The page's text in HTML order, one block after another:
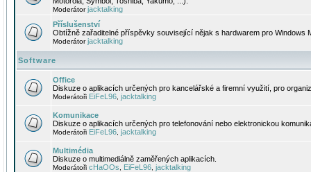
Moderátorjacktalking
Příslušenství
Obtížně zařaditelné příspěvky související nějak s hardwarem pro Windows
Moderátorjacktalking
Software
Office
Diskuze o aplikacích určených pro kancelářské a firemní využití, pro
Moderátoři EiFeL96 jacktalking
Komunikace
Diskuze o aplikacích určených pro telefonování nebo elektronickou
Moderátoři EiFeL96 jacktalking
Multimédia
Diskuze o multimediálně zaměřených aplikacích.
Moderátoři cHaOOs EiFeL96 jacktalking